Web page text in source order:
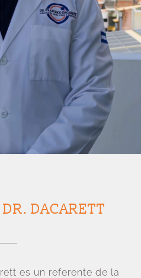
DACARETT
es un referente de la